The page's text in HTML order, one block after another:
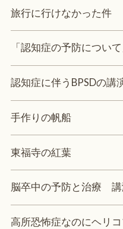
旅行に行けなかった件
「認知症の予防について
認知症に伴うBPSDの講
手作りの帆船
東福寺の紅葉
脳卒中の予防と治療 講
高所恐怖症なのにヘリ